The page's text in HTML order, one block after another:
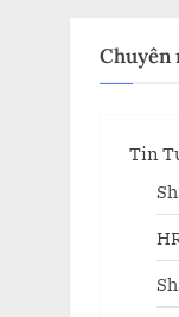
Chuyên
Tin